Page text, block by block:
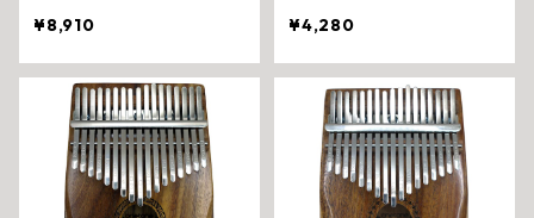
¥8,910
¥4,280